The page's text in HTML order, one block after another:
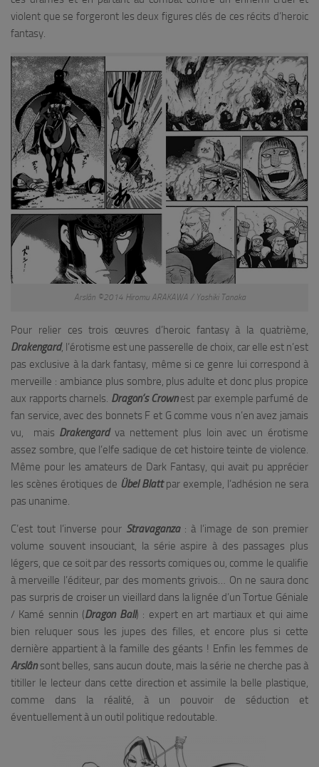
violent que se forgeront les deux figures clés de ces récits d’heroic
fantasy.
Arslân ©2014 Hiromu ARAKAWA / Yoshiki Tanaka
Pour relier ces trois œuvres d’heroic fantasy à la quatrième,
Drakengard, l’érotisme est une passerelle de choix, car elle est n’est
pas exclusive à la dark fantasy, même si ce genre lui correspond à
merveille : ambiance plus sombre, plus adulte et donc plus propice
aux rapports charnels. Dragon’s Crownest par exemple parfumé de
fan service, avec des bonnets F et G comme vous n’en avez jamais
vu, mais Drakengardva nettement plus loin avec un érotisme
assez sombre, que l’elfe sadique de cet histoire teinte de violence.
Même pour les amateurs de Dark Fantasy, qui avait pu apprécier
les scènes érotiques de Übel Blattpar exemple, l’adhésion ne sera
pas unanime.
C’est tout l’inverse pour Stravaganza: à l’image de son premier
volume souvent insouciant, la série aspire à des passages plus
légers, que ce soit par des ressorts comiques ou, comme le qualifie
à merveille l’éditeur, par des moments grivois… On ne saura donc
pas surpris de croiser un vieillard dans la lignée d’un Tortue Géniale
/ Kamé sennin (Dragon Ball) : expert en art martiaux et qui aime
bien reluquer sous les jupes des filles, et encore plus si cette
dernière appartient à la famille des géants ! Enfin les femmes de
Arslânsont belles, sans aucun doute, mais la série ne cherche pas à
titiller le lecteur dans cette direction et assimile la belle plastique,
comme dans la réalité, à un pouvoir de séduction et
éventuellement à un outil politique redoutable.